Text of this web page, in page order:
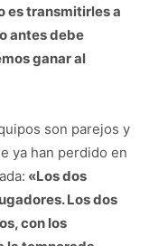
es transmitirles a
antes debe
ganar al
son parejos y
ya han perdido en
«Los dos
Los dos
con los